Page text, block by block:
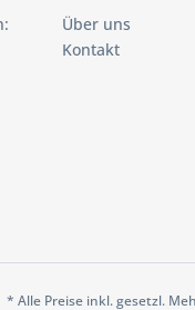
Über uns
Kontakt
* Alle Preise inkl. gesetzl.